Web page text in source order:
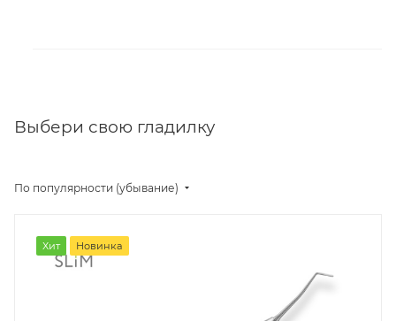
Выбери свою гладилку
По популярности (убывание)
Хит Новинка